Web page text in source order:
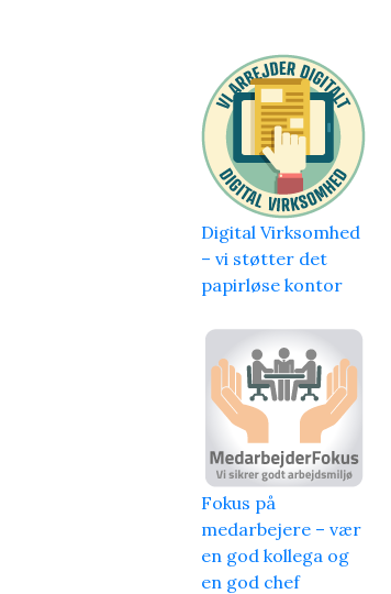
Digital Virksomhed
– vi støtter det
papirløse kontor
Fokus på
medarbejere – vær
en god kollega og
en god chef